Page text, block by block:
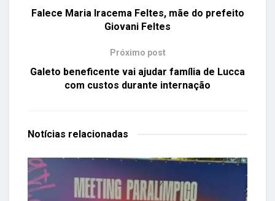
Falece Maria Iracema Feltes, mãe do prefeito
Giovani Feltes
Próximo post
Galeto beneficente vai ajudar família de Lucca
com custos durante internação
Notícias relacionadas